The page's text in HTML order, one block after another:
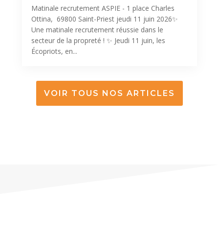
Matinale recrutement ASPIE - 1 place Charles
Ottina, 69800 Saint-Priest jeudi 11 juin 2026✨
Une matinale recrutement réussie dans le
secteur de la propreté ! ✨ Jeudi 11 juin, les
Écopriots, en...
VOIR TOUS NOS ARTICLES